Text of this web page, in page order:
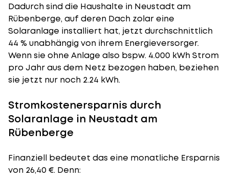
Dadurch sind die Haushalte in Neustadt am
Rübenberge, auf deren Dach zolar eine
Solaranlage installiert hat, jetzt durchschnittlich
44 % unabhängig von ihrem Energieversorger.
Wenn sie ohne Anlage also bspw. 4.000 kWh Strom
pro Jahr aus dem Netz bezogen haben, beziehen
sie jetzt nur noch 2.24 kWh.
Stromkostenersparnis durch
Solaranlage in Neustadt am
Rübenberge
Finanziell bedeutet das eine monatliche Ersparnis
von 26,40 €. Denn: